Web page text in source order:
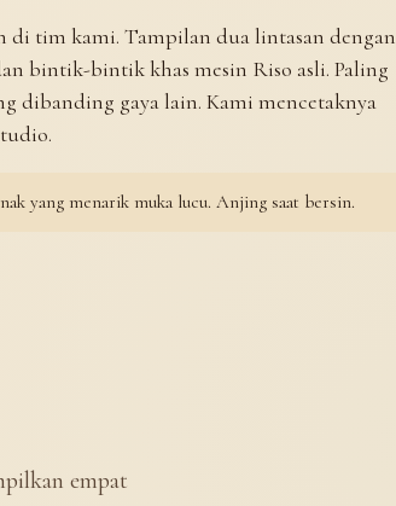
di tim kami. Tampilan dua lintasan dengan
bintik-bintik khas mesin Riso asli. Paling
dibanding gaya lain. Kami mencetaknya
yang menarik muka lucu. Anjing saat bersin.
empat